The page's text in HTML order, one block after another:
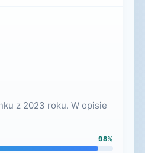
z 2023 roku. W opisie
98%